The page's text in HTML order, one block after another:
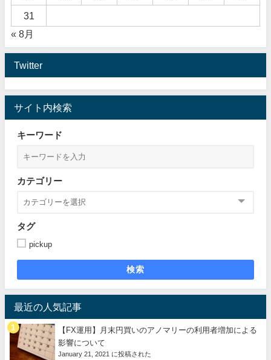
31
« 8月
Twitter
サイト内検索
キーワード
カテゴリー
タグ
pickup
検索
最近の人気記事
【FX運用】月末円買いのアノマリーの利用者増加による
影響について
January 21, 2021 に投稿された